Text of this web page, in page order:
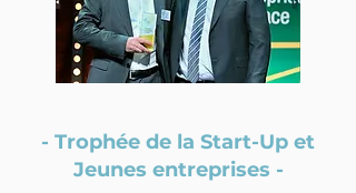
- Trophée de la Start-Up et
Jeunes entreprises -